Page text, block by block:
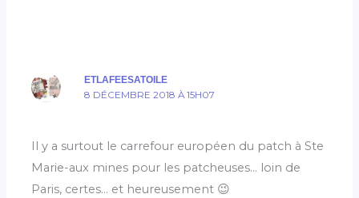
ETLAFEESATOILE
8 DÉCEMBRE 2018 À 15H07
Il y a surtout le carrefour européen du patch à Ste
Marie-aux mines pour les patcheuses… loin de
Paris, certes… et heureusement 😉